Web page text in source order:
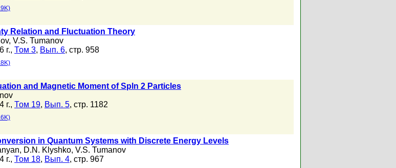
Relation and Fluctuation Theory
, V.S. Tumanov
г., Том 3, Вып. 6, стр. 958
and Magnetic Moment of Spln 2 Particles
г., Том 19, Вып. 5, стр. 1182
in Quantum Systems with Discrete Energy Levels
, D.N. Klyshko, V.S. Tumanov
г., Том 18, Вып. 4, стр. 967